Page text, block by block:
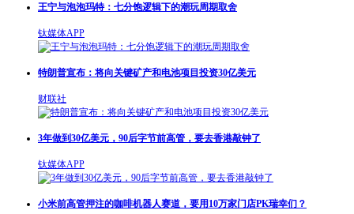
王宁与泡泡玛特：七分饱逻辑下的潮玩周期取舍
钛媒体APP
特朗普宣布：将向关键矿产和电池项目投资30亿美元
财联社
3年做到30亿美元，90后字节前高管，要去香港敲钟了
钛媒体APP
小米前高管押注的咖啡机器人赛道，要用10万家门店PK瑞幸们？